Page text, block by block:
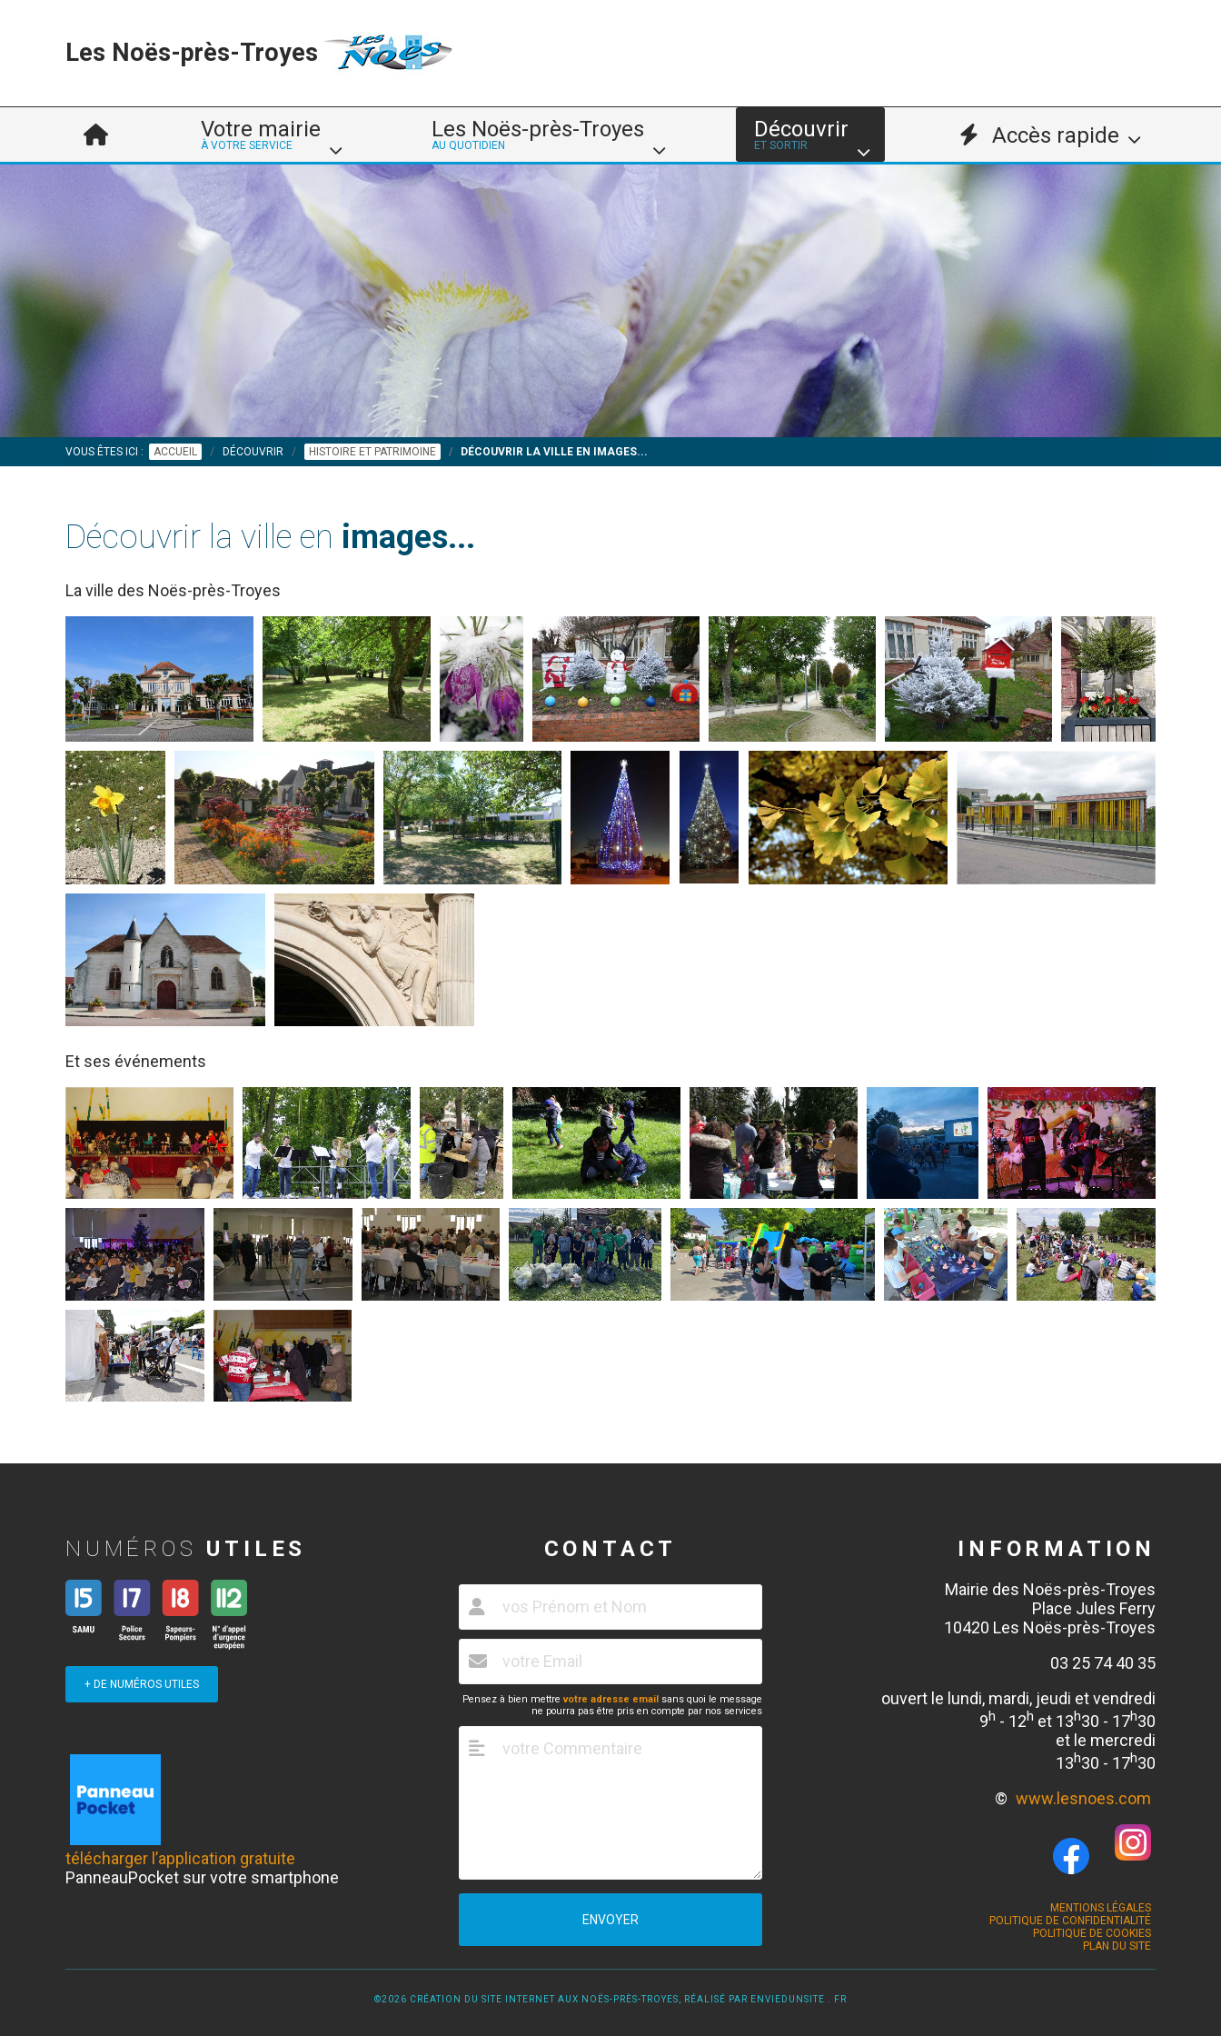
Les Noës-près-Troyes
Votre mairie
À VOTRE SERVICE
Les Noës-près-Troyes
AU QUOTIDIEN
Découvrir
ET SORTIR Accès rapide
VOUS ÊTES ICI : ACCUEIL DÉCOUVRIR HISTOIRE ET PATRIMOINE DÉCOUVRIR LA VILLE EN IMAGES...
Découvrir la ville en images...
La ville des Noës-près-Troyes
Et ses événements
NUMÉROS UTILES
+ DE NUMÉROS UTILES
télécharger l’application gratuite
PanneauPocket sur votre smartphone
CONTACT
Pensez à bien mettrevotre adresse email sans quoi le message
ne pourra pas être pris en compte par nos services
ENVOYER
INFORMATION
Mairie des Noës-près-Troyes
Place Jules Ferry
10420 Les Noës-près-Troyes
03 25 74 40 35
ouvert le lundi, mardi, jeudi et vendredi
9h - 12h et 13h30 - 17h30
et le mercredi
13h30 - 17h30
© www.lesnoes.com
MENTIONS LÉGALES
POLITIQUE DE CONFIDENTIALITÉ
POLITIQUE DE COOKIES
PLAN DU SITE
©2026 CRÉATION DU SITE INTERNET AUX NOËS-PRÈS-TROYES, RÉALISÉ PAR ENVIEDUNSITE . FR